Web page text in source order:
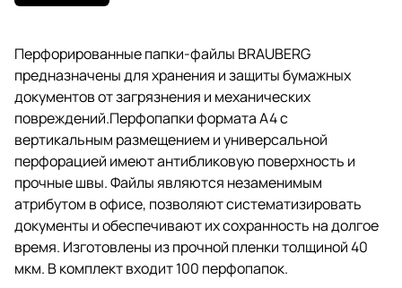
офисе, позволяют
систематизировать документы и
обеспечивают их сохранность
на долгое время. Изготовлены
из прочной пленки толщиной 40
мкм. В комплект входит 100
перфопапок.
Перфорированные папки-файлы BRAUBERG
предназначены для хранения и защиты бумажных
документов от загрязнения и механических
повреждений.Перфопапки формата А4 с
вертикальным размещением и универсальной
перфорацией имеют антибликовую поверхность и
прочные швы. Файлы являются незаменимым
атрибутом в офисе, позволяют систематизировать
документы и обеспечивают их сохранность на долгое
время. Изготовлены из прочной пленки толщиной 40
мкм. В комплект входит 100 перфопапок.